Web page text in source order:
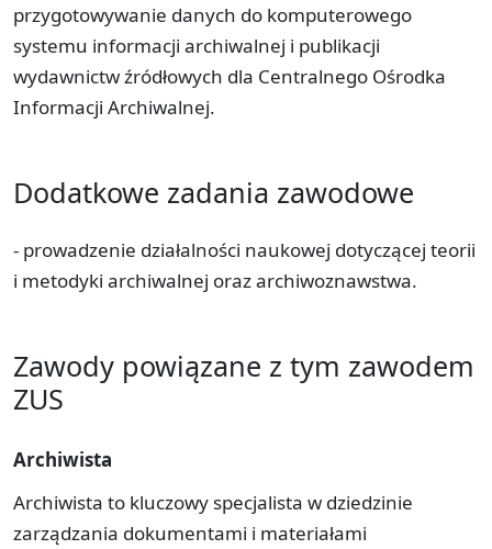
przygotowywanie danych do komputerowego
systemu informacji archiwalnej i publikacji
wydawnictw źródłowych dla Centralnego Ośrodka
Informacji Archiwalnej.
Dodatkowe zadania zawodowe
- prowadzenie działalności naukowej dotyczącej teorii
i metodyki archiwalnej oraz archiwoznawstwa.
Zawody powiązane z tym zawodem
ZUS
Archiwista
Archiwista to kluczowy specjalista w dziedzinie
zarządzania dokumentami i materiałami